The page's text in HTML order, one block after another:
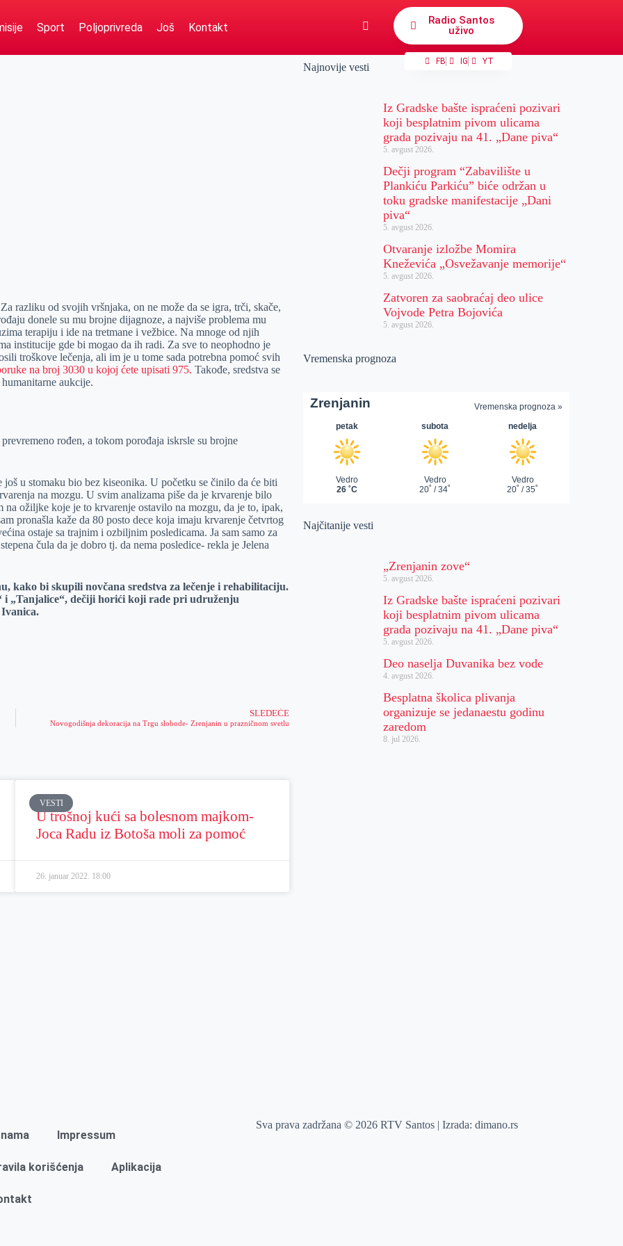
Sport Poljoprivreda Još Kontakt
Radio Santos
uživo
FB IG YT
razliku od svojih vršnjaka, on ne može da se igra, trči, skače,
donele su mu brojne dijagnoze, a najviše problema mu
terapiju i ide na tretmane i vežbice. Na mnoge od njih
institucije gde bi mogao da ih radi. Za sve to neophodno je
troškove lečenja, ali im je u tome sada potrebna pomoć svih
na broj 3030 u kojoj ćete upisati 975. Takođe, sredstva se
aukcije.
rođen, a tokom porođaja iskrsle su brojne
u stomaku bio bez kiseonika. U početku se činilo da će biti
na mozgu. U svim analizama piše da je krvarenje bilo
na ožiljke koje je to krvarenje ostavilo na mozgu, da je to, ipak,
pronašla kaže da 80 posto dece koja imaju krvarenje četvrtog
ostaje sa trajnim i ozbiljnim posledicama. Ja sam samo za
čula da je dobro tj. da nema posledice- rekla je Jelena
kako bi skupili novčana sredstva za lečenje i rehabilitaciju.
dečiji horići koji rade pri udruženju
SLEDEĆE
Novogodišnja dekoracija na Trgu slobode- Zrenjanin u prazničnom svetlu
VESTI
U trošnoj kući sa bolesnom majkom-
Joca Radu iz Botoša moli za pomoć
26. januar 2022. 18:00
Najnovije vesti
Iz Gradske bašte ispraćeni pozivari
koji besplatnim pivom ulicama
grada pozivaju na 41. „Dane piva“
5. avgust 2026.
Dečji program “Zabavilište u
Plankiću Parkiću” biće održan u
toku gradske manifestacije „Dani
piva“
5. avgust 2026.
Otvaranje izložbe Momira
Kneževića „Osvežavanje memorije“
5. avgust 2026.
Zatvoren za saobraćaj deo ulice
Vojvode Petra Bojovića
5. avgust 2026.
Vremenska prognoza
Najčitanije vesti
„Zrenjanin zove“
5. avgust 2026.
Iz Gradske bašte ispraćeni pozivari
koji besplatnim pivom ulicama
grada pozivaju na 41. „Dane piva“
5. avgust 2026.
Deo naselja Duvanika bez vode
4. avgust 2026.
Besplatna školica plivanja
organizuje se jedanaestu godinu
zaredom
8. jul 2026.
Impressum
korišćenja Aplikacija
Sva prava zadržana © 2026 RTV Santos | Izrada:dimano.rs